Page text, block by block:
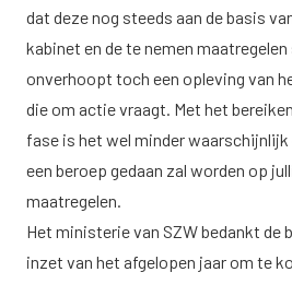
dat deze nog steeds aan de basis
kabinet en de te nemen
onverhoopt toch een opleving van
die om actie vraagt. Met het
fase is het wel minder
een beroep gedaan zal worden op
maatregelen.
Het ministerie van SZW bedankt de
inzet van het afgelopen jaar om te